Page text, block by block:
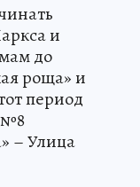
и
до
роща» и
период
№8
– Улица